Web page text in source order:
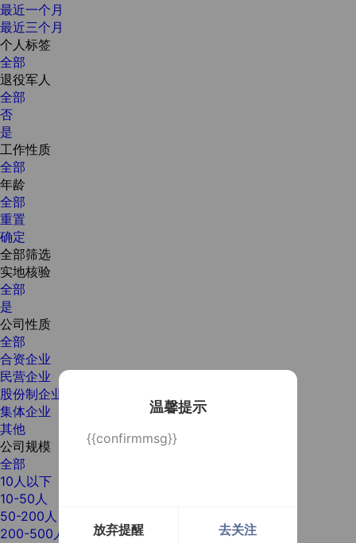
温馨提示
{{confirmmsg}}
放弃提醒 去关注
最近一个月
最近三个月
个人标签
全部
退役军人
全部
否
是
工作性质
全部
年龄
全部
重置
确定
全部筛选
实地核验
全部
是
公司性质
全部
合资企业
民营企业
股份制企业
集体企业
其他
公司规模
全部
10人以下
10-50人
50-200人
200-500人